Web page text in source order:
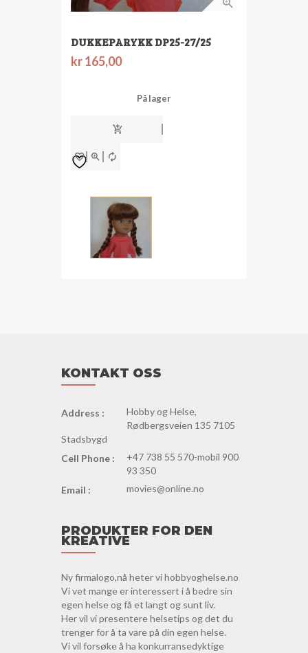
DUKKEPARYKK DP25-27/25
kr165,00
På lager
dukkeparykk
dp25-
KONTAKT OSS
Address :
Hobby og Helse,
Rødbergsveien 135 7105
Stadsbygd
Cell Phone :
+47 738 55 570-mobil 900
93 350
Email :
movies@online.no
PRODUKTER FOR DEN
KREATIVE
Ny firmalogo,nå heter vi hobbyoghelse.no
Vi vet mange er interessert i å bedre sin
egen helse og få et langt og sunt liv.
Her vil vi presentere helsetips og det du
trenger for å ta vare på din egen helse.
Vi vil forsøke å ha konkurransedyktige